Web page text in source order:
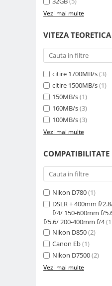
Genti, Troller Video
Rucsacuri Foto
Only One Shoulder - SlingShot
Tocuri si huse protectie aparate
Hamuri si Centuri foto
Curele Aparat - Umar
Genti Laptop si iPad
Accesorii genti si trollere
Solid-State Drive (SSD)
Video / Camere si accesorii
Camere video profesionale
Camere Video Cinematice
Camere video de actiune
Accesorii camere video de
Vezi mai multe
VITEZA
citire 1700MB/s(3)
citire 1500MB/s(1)
150MB/s(1)
160MB/s(3)
100MB/s(3)
Vezi mai multe
COMPATIBILITATE
Nikon D780(1)
DSLR + 400mm f/
f/4/ 150-600mm f/
f/5.6/ 200-400mm f/4
Nikon D850(2)
Canon Eb(1)
Nikon D7500(2)
Vezi mai multe